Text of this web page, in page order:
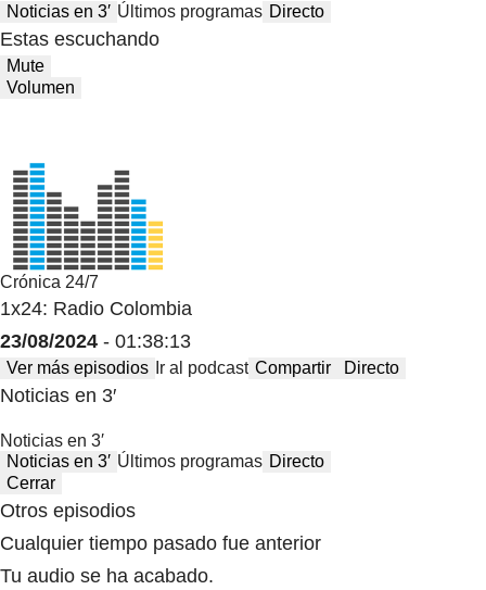
Noticias en 3′ Últimos programas Directo
Estas escuchando
Mute
Volumen
Crónica 24/7
1x24: Radio Colombia
23/08/2024 - 01:38:13
Ver más episodios Ir al podcast Compartir Directo
Noticias en 3′
Noticias en 3′
Noticias en 3′ Últimos programas Directo
Cerrar
Otros episodios
Cualquier tiempo pasado fue anterior
Tu audio se ha acabado.